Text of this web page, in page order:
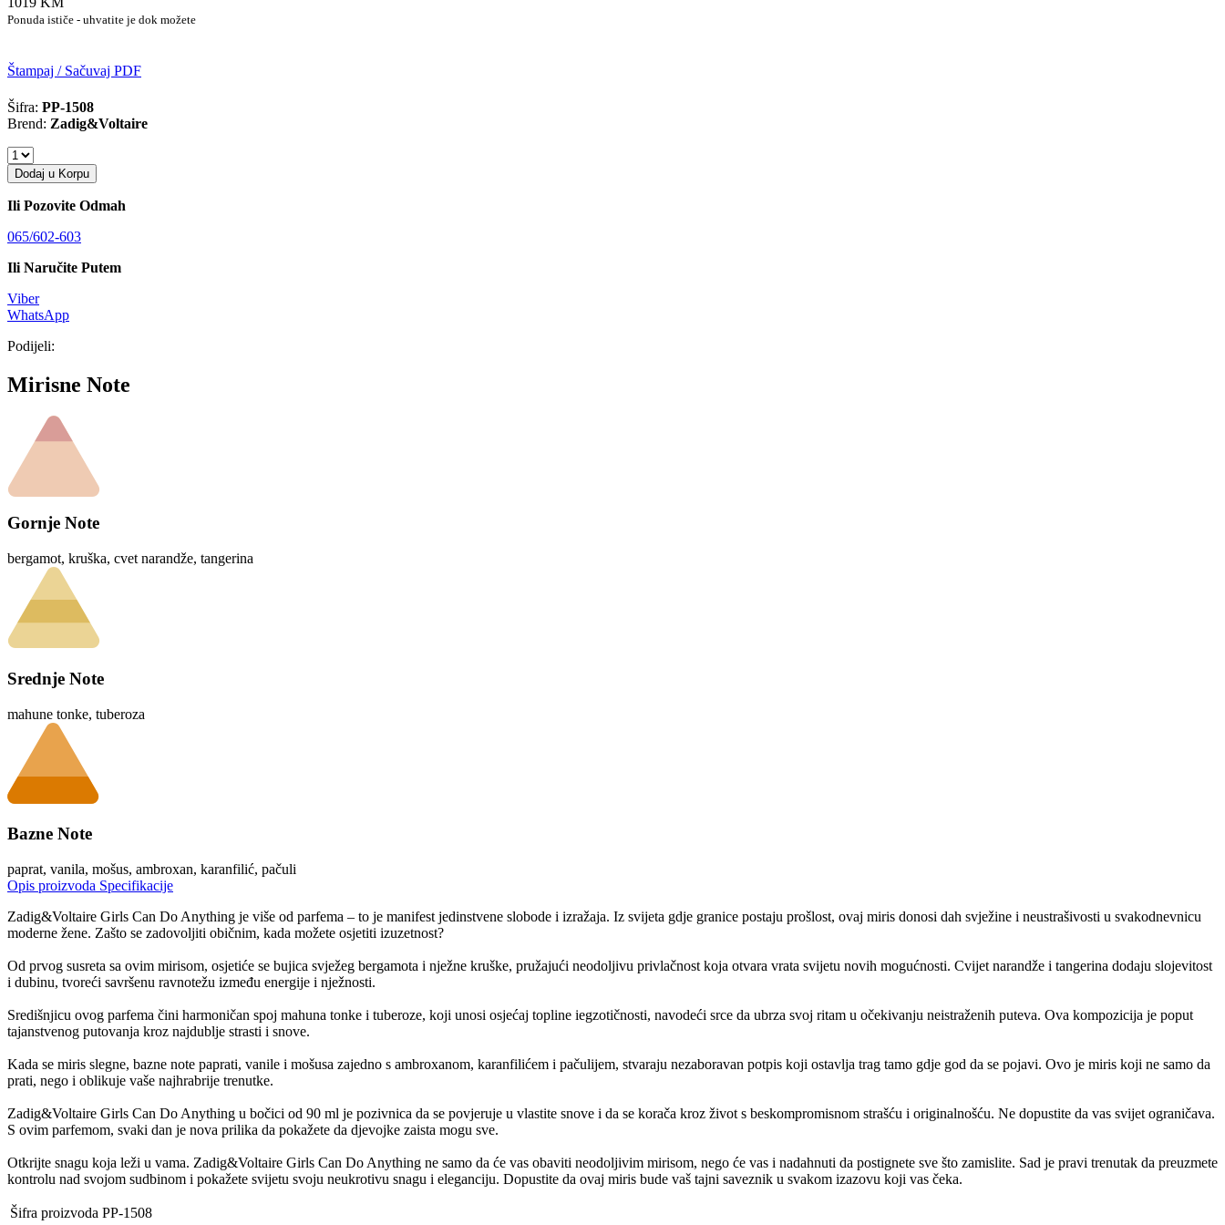
Ponuda ističe - uhvatite je dok možete
Štampaj / Sačuvaj PDF
Šifra: PP-1508
Brend: Zadig&Voltaire
Dodaj u Korpu
Ili Pozovite Odmah
065/602-603
Ili Naručite Putem
Viber
WhatsApp
Podijeli:
Mirisne Note
Gornje Note
bergamot, kruška, cvet narandže, tangerina
Srednje Note
mahune tonke, tuberoza
Bazne Note
paprat, vanila, mošus, ambroxan, karanfilić, pačuli
Opis proizvoda Specifikacije
Zadig&Voltaire Girls Can Do Anything je više od parfema – to je manifest jedinstvene slobode i izražaja. Iz svijeta gdje granice postaju prošlost, ovaj miris donosi dah svježine i neustrašivosti u svakodnevnicu
moderne žene. Zašto se zadovoljiti običnim, kada možete osjetiti izuzetnost?
Od prvog susreta sa ovim mirisom, osjetiće se bujica svježeg bergamota i nježne kruške, pružajući neodoljivu privlačnost koja otvara vrata svijetu novih mogućnosti. Cvijet narandže i tangerina dodaju slojevitost
i dubinu, tvoreći savršenu ravnotežu između energije i nježnosti.
Središnjicu ovog parfema čini harmoničan spoj mahuna tonke i tuberoze, koji unosi osjećaj topline iegzotičnosti, navodeći srce da ubrza svoj ritam u očekivanju neistraženih puteva. Ova kompozicija je poput
tajanstvenog putovanja kroz najdublje strasti i snove.
Kada se miris slegne, bazne note paprati, vanile i mošusa zajedno s ambroxanom, karanfilićem i pačulijem, stvaraju nezaboravan potpis koji ostavlja trag tamo gdje god da se pojavi. Ovo je miris koji ne samo da
prati, nego i oblikuje vaše najhrabrije trenutke.
Zadig&Voltaire Girls Can Do Anything u bočici od 90 ml je pozivnica da se povjeruje u vlastite snove i da se korača kroz život s beskompromisnom strašću i originalnošću. Ne dopustite da vas svijet ograničava.
S ovim parfemom, svaki dan je nova prilika da pokažete da djevojke zaista mogu sve.
Otkrijte snagu koja leži u vama. Zadig&Voltaire Girls Can Do Anything ne samo da će vas obaviti neodoljivim mirisom, nego će vas i nadahnuti da postignete sve što zamislite. Sad je pravi trenutak da preuzmete
kontrolu nad svojom sudbinom i pokažete svijetu svoju neukrotivu snagu i eleganciju. Dopustite da ovaj miris bude vaš tajni saveznik u svakom izazovu koji vas čeka.
Šifra proizvoda PP-1508